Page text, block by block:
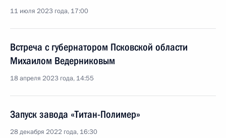
11 июля 2023 года, 17:00
Встреча с губернатором Псковской области
Михаилом Ведерниковым
18 апреля 2023 года, 14:55
Запуск завода «Титан-Полимер»
28 декабря 2022 года, 16:30